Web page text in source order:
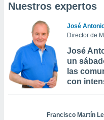
Nuestros expertos
José
Director de
José
un
las
con
Francisco Martín